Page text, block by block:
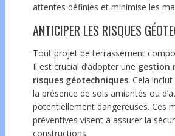
attentes définies et minimise les
ANTICIPER LES RISQUES
Tout projet de terrassement
Il est crucial d’adopter une gestion
risques géotechniques. Cela
la présence de sols amiantés ou
potentiellement dangereuses. Ces
préventives visent à assurer la
constructions.